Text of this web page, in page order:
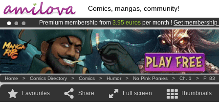
Comics, mangas, community!
Premium membership from 3.95 euros per month ! Get membership
Already 134393membersand 1208comics & mangas!.
AmilovaKickstarter is now LIVE!.
Home > Comics Directory > Comics > Humor > No Pink Ponies > Ch. 1 > P. 83
Favourites Share Full screen Thumbnails